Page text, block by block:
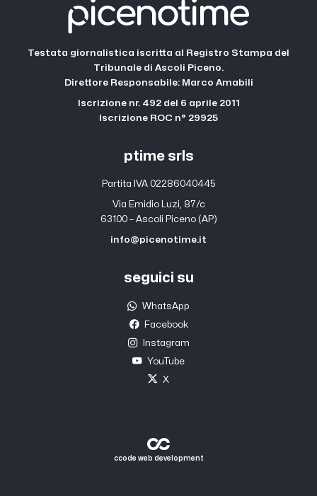
Testata giornalistica iscritta al Registro Stampa del
Tribunale di Ascoli Piceno.
Direttore Responsabile: Marco Amabili
Iscrizione nr. 492 del 6 aprile 2011
Iscrizione ROC n° 29925
ptime srls
Partita IVA 02286040445
Via Emidio Luzi, 87/c
63100 – Ascoli Piceno (AP)
info@picenotime.it
seguici su
WhatsApp
Facebook
Instagram
YouTube
X
ccode web development